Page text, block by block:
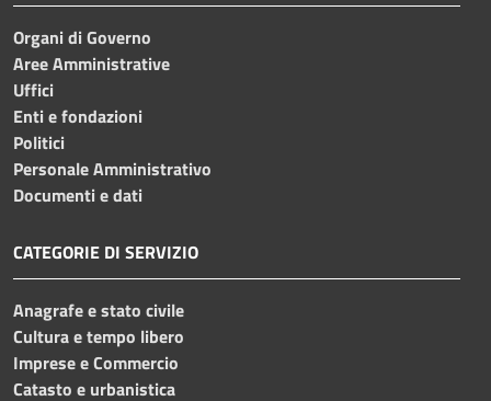
Organi di Governo
Aree Amministrative
Uffici
Enti e fondazioni
Politici
Personale Amministrativo
Documenti e dati
CATEGORIE DI SERVIZIO
Anagrafe e stato civile
Cultura e tempo libero
Imprese e Commercio
Catasto e urbanistica